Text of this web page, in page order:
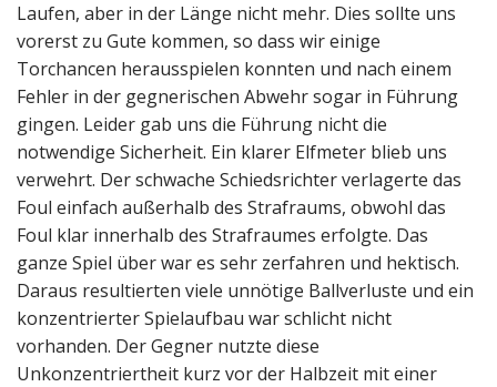
Laufen, aber in der Länge nicht mehr. Dies sollte uns
vorerst zu Gute kommen, so dass wir einige
Torchancen herausspielen konnten und nach einem
Fehler in der gegnerischen Abwehr sogar in Führung
gingen. Leider gab uns die Führung nicht die
notwendige Sicherheit. Ein klarer Elfmeter blieb uns
verwehrt. Der schwache Schiedsrichter verlagerte das
Foul einfach außerhalb des Strafraums, obwohl das
Foul klar innerhalb des Strafraumes erfolgte. Das
ganze Spiel über war es sehr zerfahren und hektisch.
Daraus resultierten viele unnötige Ballverluste und ein
konzentrierter Spielaufbau war schlicht nicht
vorhanden. Der Gegner nutzte diese
Unkonzentriertheit kurz vor der Halbzeit mit einer